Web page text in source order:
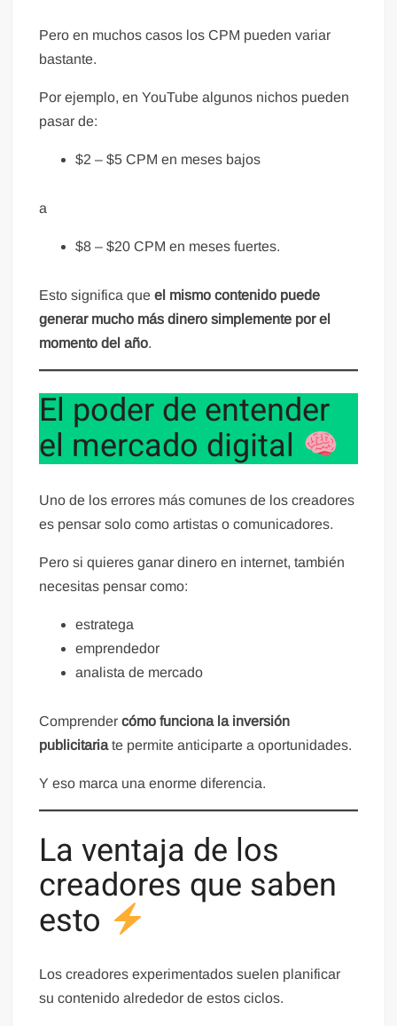
Pero en muchos casos los CPM pueden variar
bastante.
Por ejemplo, en YouTube algunos nichos pueden
pasar de:
$2 – $5 CPM en meses bajos
a
$8 – $20 CPM en meses fuertes.
Esto significa queel mismo contenido puede
generar mucho más dinero simplemente por el
momento del año.
El poder de entender
el mercado digital
Uno de los errores más comunes de los creadores
es pensar solo como artistas o comunicadores.
Pero si quieres ganar dinero en internet, también
necesitas pensar como:
estratega
emprendedor
analista de mercado
Comprendercómo funciona la inversión
publicitariate permite anticiparte a oportunidades.
Y eso marca una enorme diferencia.
La ventaja de los
creadores que saben
esto
Los creadores experimentados suelen planificar
su contenido alrededor de estos ciclos.